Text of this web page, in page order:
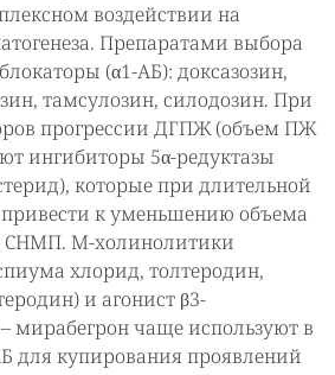
воздействии на
Препаратами выбора
(α1-АБ): доксазозин,
тамсулозин, силодозин. При
прогрессии ДГПЖ (объем ПЖ
ингибиторы 5α-редуктазы
которые при длительной
к уменьшению объема
М-холинолитики
хлорид, толтеродин,
и агонист β3-
мирабегрон чаще используют в
для купирования проявлений